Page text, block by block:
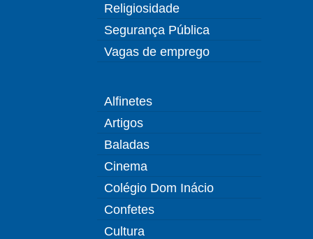
Religiosidade
Segurança Pública
Vagas de emprego
Alfinetes
Artigos
Baladas
Cinema
Colégio Dom Inácio
Confetes
Cultura